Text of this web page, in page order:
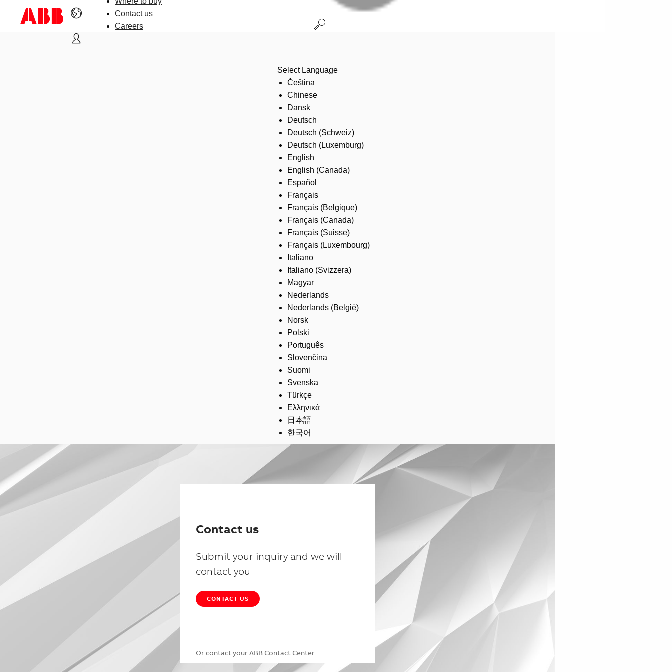
Contact us
Careers
Select Language
Čeština
Chinese
Dansk
Deutsch
Deutsch (Schweiz)
Deutsch (Luxemburg)
English
English (Canada)
Español
Français
Français (Belgique)
Français (Canada)
Français (Suisse)
Français (Luxembourg)
Italiano
Italiano (Svizzera)
Magyar
Nederlands
Nederlands (België)
Norsk
Polski
Português
Slovenčina
Suomi
Svenska
Türkçe
Ελληνικά
日本語
한국어
Contact us
Submit your inquiry and we will
contact you
CONTACT US
Or contact your ABB Contact Center